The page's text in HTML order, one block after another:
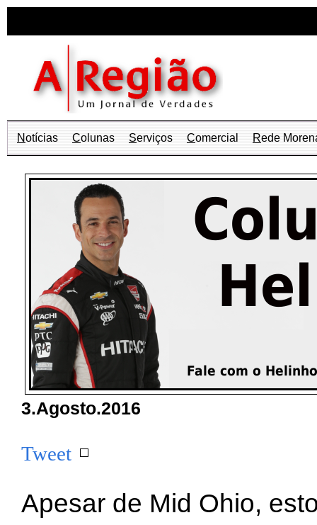
Notícias Colunas Serviços Comercial Rede
3.Agosto.2016
Tweet
Apesar de Mid Ohio,